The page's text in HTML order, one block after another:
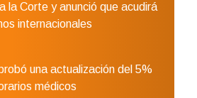
la Corte y anunció que acudirá
internacionales
una actualización del 5%
médicos